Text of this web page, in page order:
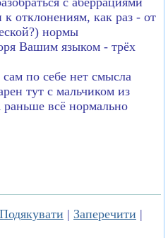
отклонениям, как раз - от
нормы
Вашим языком - трёх
по себе нет смысла
тут с мальчиком из
всё нормально
Подякувати | Заперечити |